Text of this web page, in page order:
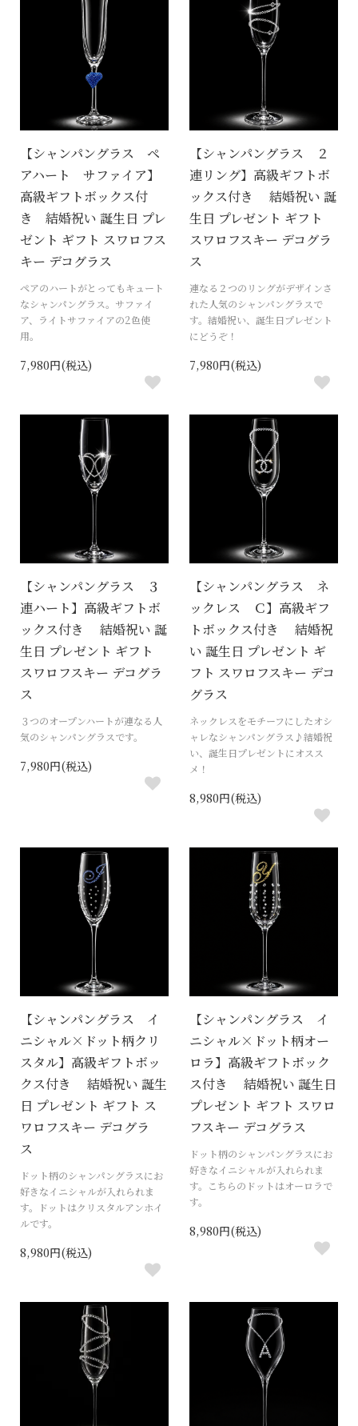
【シャンパングラス ペ
アハート サファイア】
高級ギフトボックス付
き 結婚祝い 誕生日 プレ
ゼント ギフト スワロフス
キー デコグラス
ペアのハートがとってもキュート
なシャンパングラス。サファイ
ア、ライトサファイアの2色使
用。
7,980円(税込)
【シャンパングラス ２
連リング】高級ギフトボ
ックス付き 結婚祝い 誕
生日 プレゼント ギフト
スワロフスキー デコグラ
ス
連なる２つのリングがデザインさ
れた人気のシャンパングラスで
す。結婚祝い、誕生日プレゼント
にどうぞ！
7,980円(税込)
【シャンパングラス ３
連ハート】高級ギフトボ
ックス付き 結婚祝い 誕
生日 プレゼント ギフト
スワロフスキー デコグラ
ス
３つのオープンハートが連なる人
気のシャンパングラスです。
7,980円(税込)
【シャンパングラス ネ
ックレス Ｃ】高級ギフ
トボックス付き 結婚祝
い 誕生日 プレゼント ギ
フト スワロフスキー デコ
グラス
ネックレスをモチーフにしたオシ
ャレなシャンパングラス♪結婚祝
い、誕生日プレゼントにオスス
メ！
8,980円(税込)
【シャンパングラス イ
ニシャル×ドット柄クリ
スタル】高級ギフトボッ
クス付き 結婚祝い 誕生
日 プレゼント ギフト ス
ワロフスキー デコグラ
ス
ドット柄のシャンパングラスにお
好きなイニシャルが入れられま
す。ドットはクリスタルアンホイ
ルです。
8,980円(税込)
【シャンパングラス イ
ニシャル×ドット柄オー
ロラ】高級ギフトボック
ス付き 結婚祝い 誕生日
プレゼント ギフト スワロ
フスキー デコグラス
ドット柄のシャンパングラスにお
好きなイニシャルが入れられま
す。こちらのドットはオーロラで
す。
8,980円(税込)